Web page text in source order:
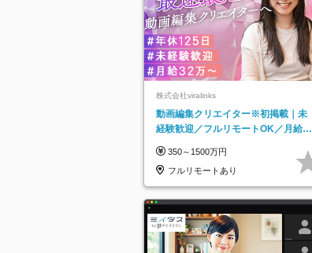
株式会社viralinks
動画編集クリエイター※初掲載｜未
経験歓迎／フルリモートOK／月給32
350～1500万円
フルリモートあり